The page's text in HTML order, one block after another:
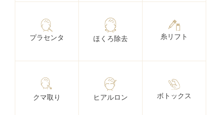
プラセンタ ほくろ除去 糸リフト
クマ取り ヒアルロン ボトックス